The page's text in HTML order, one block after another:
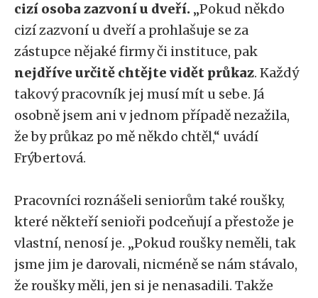
cizí osoba zazvoní u dveří. „Pokud někdo
cizí zazvoní u dveří a prohlašuje se za
zástupce nějaké firmy či instituce, pak
nejdříve určitě chtějte vidět průkaz. Každý
takový pracovník jej musí mít u sebe. Já
osobně jsem ani v jednom případě nezažila,
že by průkaz po mě někdo chtěl,“ uvádí
Frýbertová.
Pracovníci roznášeli seniorům také roušky,
které někteří senioři podceňují a přestože je
vlastní, nenosí je. „Pokud roušky neměli, tak
jsme jim je darovali, nicméně se nám stávalo,
že roušky měli, jen si je nenasadili. Takže